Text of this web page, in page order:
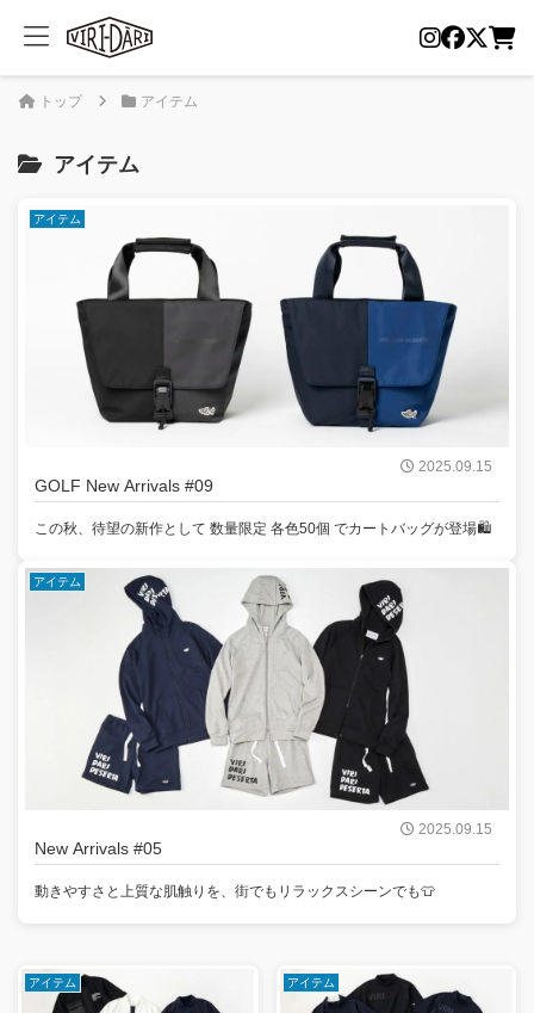
トップ アイテム
アイテム
アイテム
GOLF New Arrivals #09
この秋、待望の新作として 数量限定 各色50個 でカートバッグが登場🛍️
2025.09.15
アイテム
New Arrivals #05
動きやすさと上質な肌触りを、街でもリラックスシーンでも👕
2025.09.15
アイテム アイテム